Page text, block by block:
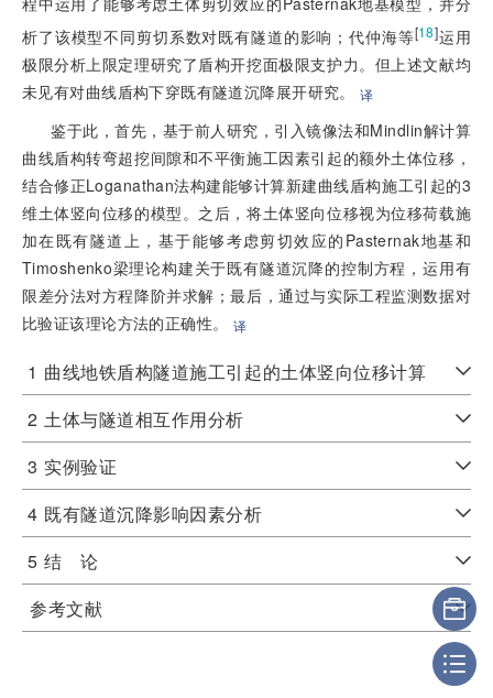
析了该模型不同剪切系数对既有隧道的影响；代仲海等[18]运用
极限分析上限定理研究了盾构开挖面极限支护力。但上述文献均
未见有对曲线盾构下穿既有隧道沉降展开研究。译
鉴于此，首先，基于前人研究，引入镜像法和Mindlin解计算
曲线盾构转弯超挖间隙和不平衡施工因素引起的额外土体位移，
结合修正Loganathan法构建能够计算新建曲线盾构施工引起的3
维土体竖向位移的模型。之后，将土体竖向位移视为位移荷载施
加在既有隧道上，基于能够考虑剪切效应的Pasternak地基和
Timoshenko梁理论构建关于既有隧道沉降的控制方程，运用有
限差分法对方程降阶并求解；最后，通过与实际工程监测数据对
比验证该理论方法的正确性。
译
1 曲线地铁盾构隧道施工引起的土体竖向位移计算
2 土体与隧道相互作用分析
3 实例验证
4 既有隧道沉降影响因素分析
5 结 论
参考文献